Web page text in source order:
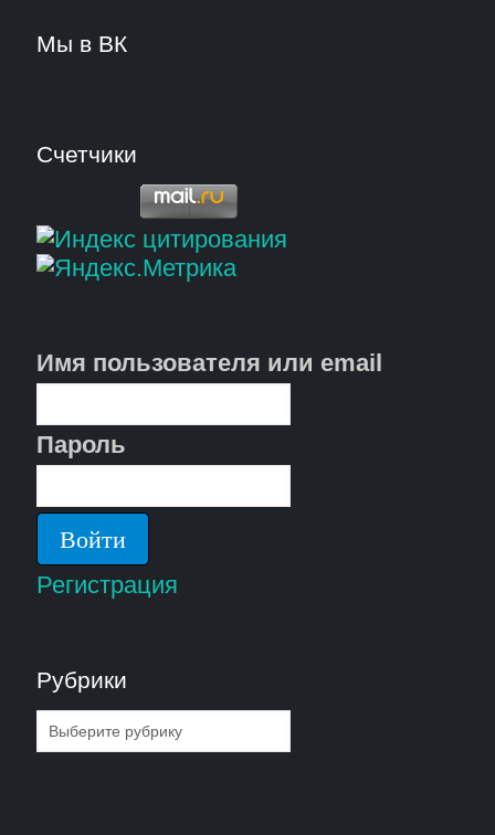
Мы в ВК
Счетчики
Имя пользователя или email
Пароль
Регистрация
Рубрики
Рубрики